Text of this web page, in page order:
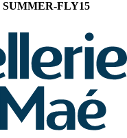
SUMMER-FLY15